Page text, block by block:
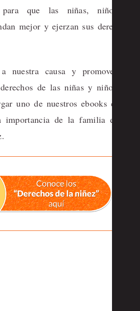
que las niñas, niños y
mejor y ejerzan sus derechos
nuestra causa y promover la
de las niñas y niños, te
uno de nuestros ebooks en el
importancia de la familia en el